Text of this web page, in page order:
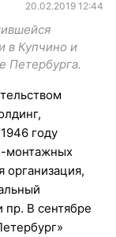
20.02.2019 12:44
в Купчино и
Петербурга.
году
монтажных
организация,
пр. В сентябре